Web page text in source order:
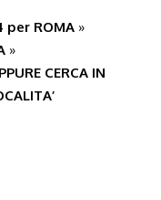
ROMA »
»
CERCA IN